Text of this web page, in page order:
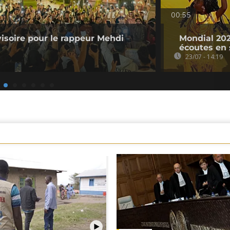
pour le rappeur Mehdi
00:55
Mondial
écoutes en
23/07 - 14:19